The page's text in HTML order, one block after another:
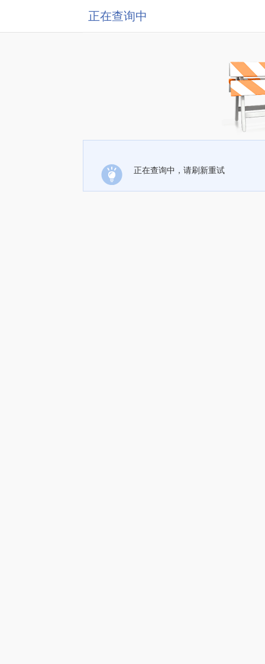
正在查询中
正在查询中，请刷新重试